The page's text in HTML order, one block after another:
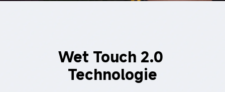
Wet Touch 2.0
Technologie